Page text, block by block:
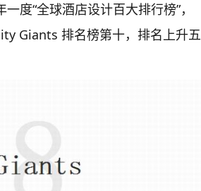
度“全球酒店设计百大排行榜”，
Giants 排名榜第十，排名上升五